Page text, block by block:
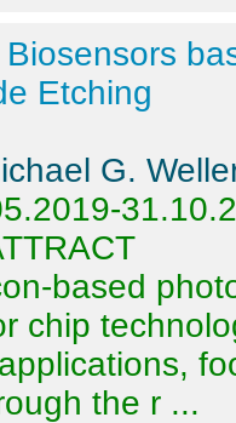
Etching
G.
based
chip
the r ...